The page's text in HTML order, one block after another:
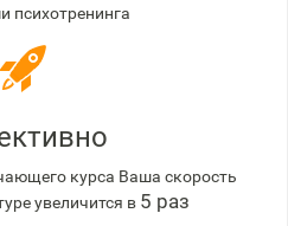
психотренинга
курса Ваша скорость
увеличится в 5 раз